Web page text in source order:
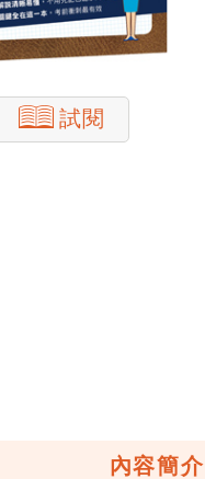
試閱
內容簡介